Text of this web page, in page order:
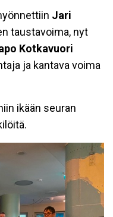
Jari
taustavoima, nyt
Kotkavuori
ja kantava voima
ikään seuran